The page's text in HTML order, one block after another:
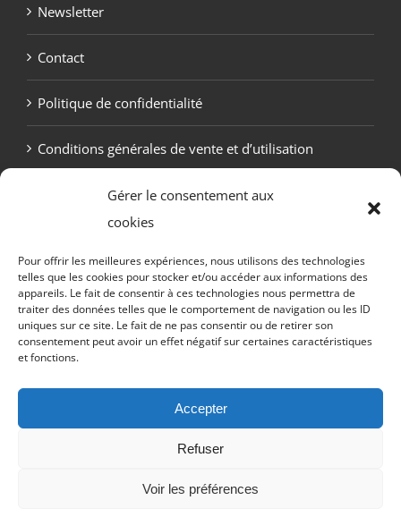
Gérer le consentement aux
cookies
Pour offrir les meilleures expériences, nous utilisons des technologies
telles que les cookies pour stocker et/ou accéder aux informations des
appareils. Le fait de consentir à ces technologies nous permettra de
traiter des données telles que le comportement de navigation ou les ID
uniques sur ce site. Le fait de ne pas consentir ou de retirer son
consentement peut avoir un effet négatif sur certaines caractéristiques
et fonctions.
Accepter
Refuser
Voir les préférences
Newsletter
Contact
Politique de confidentialité
Conditions générales de vente et d’utilisation
Politique de cookies (UE)
DiscordX